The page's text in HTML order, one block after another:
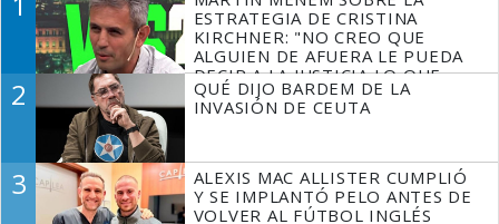
ESTRATEGIA DE CRISTINA
KIRCHNER: "NO CREO QUE
ALGUIEN DE AFUERA LE PUEDA
DECIR A LA JUSTICIA LO QUE
TIENE QUE HACER"
2
QUÉ DIJO BARDEM DE LA
INVASIÓN DE CEUTA
3
ALEXIS MAC ALLISTER CUMPLIÓ
Y SE IMPLANTÓ PELO ANTES DE
VOLVER AL FÚTBOL INGLÉS